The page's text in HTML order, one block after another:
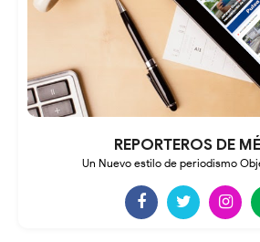
REPORTEROS DE
Un Nuevo estilo de periodismo